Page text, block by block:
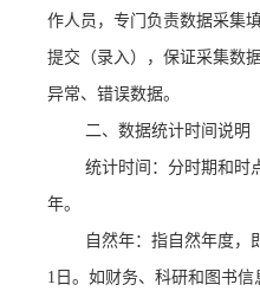
作人员，专门负责数据采集
提交（录入），保证采集数
异常、错误数据。
二、数据统计时间说明
统计时间：分时期和时
年。
自然年：指自然年度，
1日。如财务、科研和图书